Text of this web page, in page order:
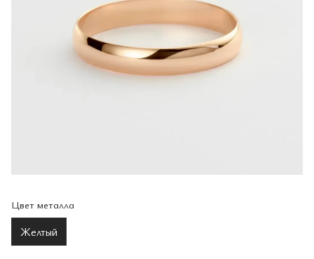
Цвет металла
Желтый